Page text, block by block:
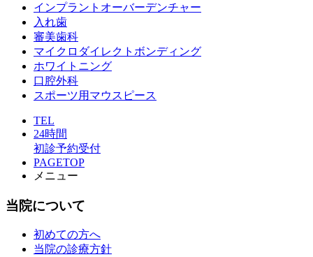
インプラントオーバーデンチャー
入れ歯
審美歯科
マイクロダイレクトボンディング
ホワイトニング
口腔外科
スポーツ用マウスピース
TEL
24時間
初診予約受付
PAGETOP
メニュー
当院について
初めての方へ
当院の診療方針